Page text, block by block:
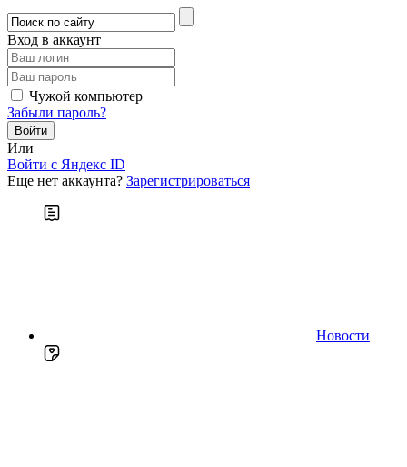
Вход в аккаунт
Чужой компьютер
Забыли пароль?
Или
Войти c Яндекс ID
Еще нет аккаунта? Зарегистрироваться
Новости